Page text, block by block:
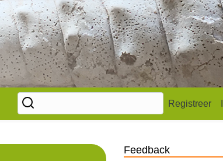
Registreer
Feedback